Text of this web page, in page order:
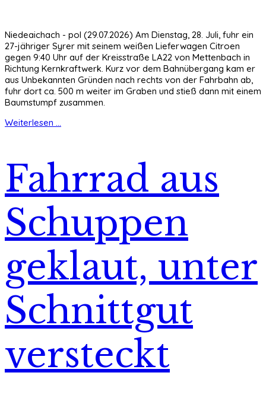
Niedeaichach - pol (29.07.2026) Am Dienstag, 28. Juli, fuhr ein
27-jähriger Syrer mit seinem weißen Lieferwagen Citroen
gegen 9:40 Uhr auf der Kreisstraße LA22 von Mettenbach in
Richtung Kernkraftwerk. Kurz vor dem Bahnübergang kam er
aus Unbekannten Gründen nach rechts von der Fahrbahn ab,
fuhr dort ca. 500 m weiter im Graben und stieß dann mit einem
Baumstumpf zusammen.
Weiterlesen ...
Fahrrad aus
Schuppen
geklaut, unter
Schnittgut
versteckt